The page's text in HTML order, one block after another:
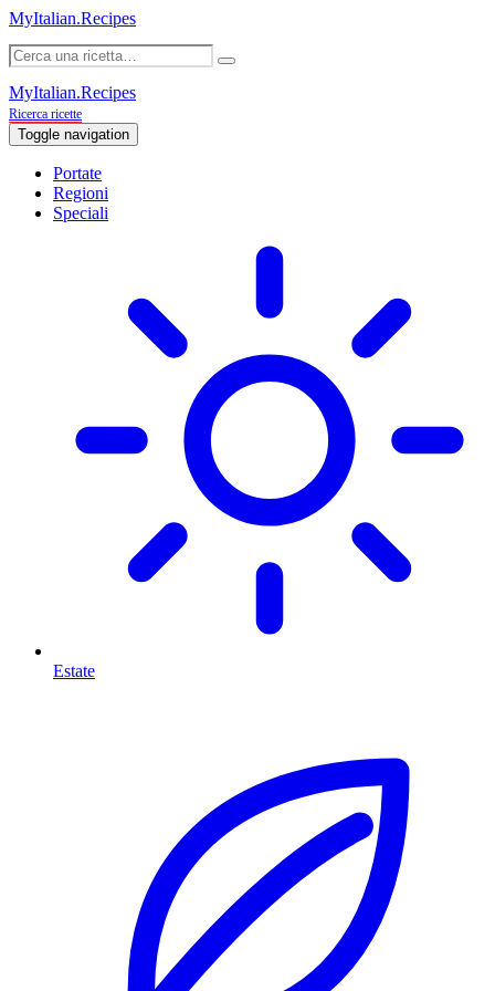
MyItalian.Recipes
MyItalian.Recipes
Ricerca ricette
Toggle navigation
Portate
Regioni
Speciali
Estate